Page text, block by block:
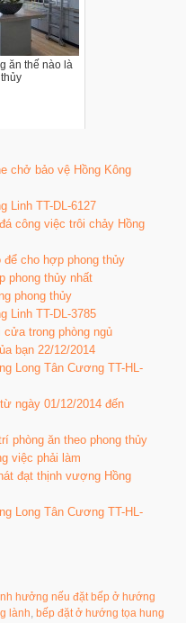
ăn thế nào là
chở bảo vệ Hồng Kông
Linh TT-DL-6127
công việc trôi chảy Hồng
cho hợp phong thủy
phong thủy nhất
phong thủy
Linh TT-DL-3785
trong phòng ngủ
bạn 22/12/2014
Long Tân Cương TT-HL-
ngày 01/12/2014 đến
phòng ăn theo phong thủy
việc phải làm
đạt thịnh vượng Hồng
Long Tân Cương TT-HL-
hưởng nếu đặt bếp ở hướng
lành, bếp đặt ở hướng tọa hung